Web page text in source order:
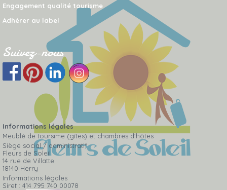
Engagement qualité tourisme
Adhérer au label
Suivez-nous
Informations légales
Meublé de toursime (gîtes) et chambres d'hôtes
Siège social / administratif
Fleurs de Soleil
14 rue de Villatte
18140 Herry
Informations légales
Siret : 414 795 740 00078